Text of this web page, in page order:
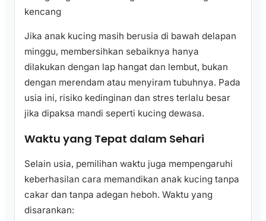
kencang
Jika anak kucing masih berusia di bawah delapan
minggu, membersihkan sebaiknya hanya
dilakukan dengan lap hangat dan lembut, bukan
dengan merendam atau menyiram tubuhnya. Pada
usia ini, risiko kedinginan dan stres terlalu besar
jika dipaksa mandi seperti kucing dewasa.
Waktu yang Tepat dalam Sehari
Selain usia, pemilihan waktu juga mempengaruhi
keberhasilan cara memandikan anak kucing tanpa
cakar dan tanpa adegan heboh. Waktu yang
disarankan: